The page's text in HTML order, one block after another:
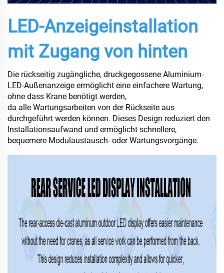
LED-Anzeigeinstallation
mit Zugang von hinten
Die rückseitig zugängliche, druckgegossene Aluminium-
LED-Außenanzeige ermöglicht eine einfachere Wartung,
ohne dass Krane benötigt werden,
da alle Wartungsarbeiten von der Rückseite aus
durchgeführt werden können. Dieses Design reduziert den
Installationsaufwand und ermöglicht schnellere,
bequemere Modulaustausch- oder Wartungsvorgänge.